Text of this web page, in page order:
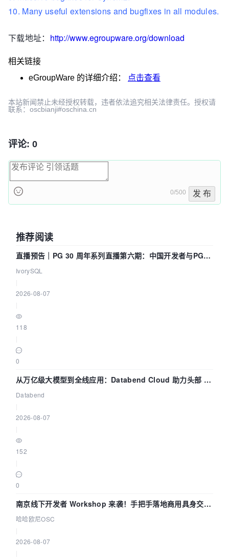
10. Many useful extensions and bugfixes in all modules.
下载地址： http://www.egroupware.org/download
相关链接
eGroupWare 的详细介绍： 点击查看
本站新闻禁止未经授权转载，违者依法追究相关法律责任。授权请
联系：oscbianji#oschina.cn
评论: 0
0/500 发 布
推荐阅读
直播预告｜PG 30 周年系列直播第六期：中国开发者与PG内
核——我们改得动吗？我们贡献了什么？
IvorySQL
2026-08-07
118
0
从万亿级大模型到全线应用：Databend Cloud 助力头部 AI
企业构建全链路 Trace 数据管道
Databend
2026-08-07
152
0
南京线下开发者 Workshop 来袭！手把手落地商用具身交互
智能 Agent 应用
哈哈欧尼OSC
2026-08-07